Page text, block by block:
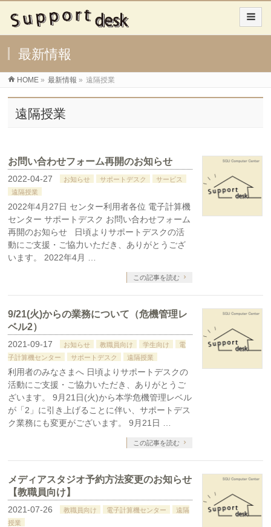
最新情報
HOME » 最新情報 » 遠隔授業
遠隔授業
お問い合わせフォーム再開のお知らせ
2022-04-27 お知らせ サポートデスク
サービス
遠隔授業
2022年4月27日 センター利用者各位 電子計算機
センター サポートデスク お問い合わせフォーム
再開のお知らせ 日頃よりサポートデスクの活
動にご支援・ご協力いただき、ありがとうござ
います。 2022年4月 …
この記事を読む
9/21(火)からの業務について（危機管理レ
ベル2）
2021-09-17 お知らせ 教職員向け 学生向け
電
子計算機センター
サポートデスク 遠隔授業
利用者のみなさまへ 日頃よりサポートデスクの
活動にご支援・ご協力いただき、ありがとうご
ざいます。 9月21日(火)から本学危機管理レベル
が「2」に引き上げることに伴い、サポートデス
ク業務にも変更がございます。 9月21日 …
この記事を読む
メディアスタジオ予約方法変更のお知らせ
【教職員向け】
2021-07-26 教職員向け 電子計算機センター
遠隔
授業